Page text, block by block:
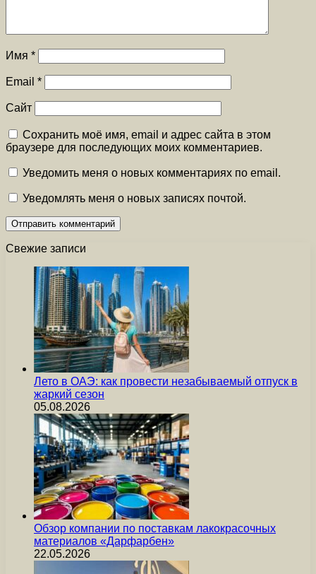
Имя *
Email *
Сайт
Сохранить моё имя, email и адрес сайта в этом
браузере для последующих моих комментариев.
Уведомить меня о новых комментариях по email.
Уведомлять меня о новых записях почтой.
Свежие записи
Лето в ОАЭ: как провести незабываемый отпуск в
жаркий сезон
05.08.2026
Обзор компании по поставкам лакокрасочных
материалов «Дарфарбен»
22.05.2026